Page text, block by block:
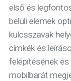
első és
belüli elemek
kulcsszavak
címkék és
felépítésének
mobilbarát